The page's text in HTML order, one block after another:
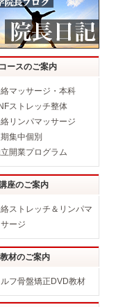
ースのご案内
マッサージ・本科
ストレッチ整体
リンパマッサージ
集中個別
開業プログラム
座のご案内
ストレッチ＆リンパマ
サージ
材のご案内
フ骨盤矯正DVD教材